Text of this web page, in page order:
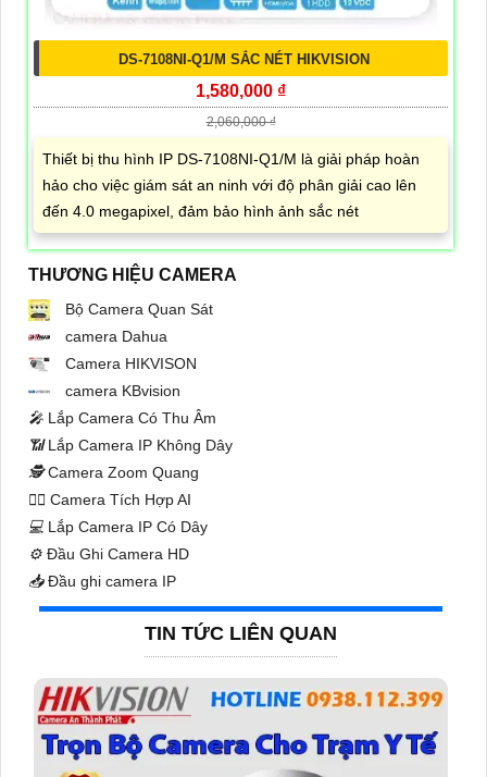
DS-7108NI-Q1/M SẮC NÉT HIKVISION
1,580,000 ₫
2,060,000 ₫
Thiết bị thu hình IP DS-7108NI-Q1/M là giải pháp hoàn
hảo cho việc giám sát an ninh với độ phân giải cao lên
đến 4.0 megapixel, đảm bảo hình ảnh sắc nét
THƯƠNG HIỆU CAMERA
Bộ Camera Quan Sát
camera Dahua
Camera HIKVISON
camera KBvision
️🎤️ Lắp Camera Có Thu Âm
📶Lắp Camera IP Không Dây
🕵️Camera Zoom Quang
🧛‍♀️ Camera Tích Hợp AI
💻 Lắp Camera IP Có Dây
⚙️ Đầu Ghi Camera HD
📥Đầu ghi camera IP
TIN TỨC LIÊN QUAN